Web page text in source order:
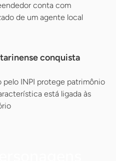
conta com
de um agente local
conquista
INPI protege patrimônio
está ligada às